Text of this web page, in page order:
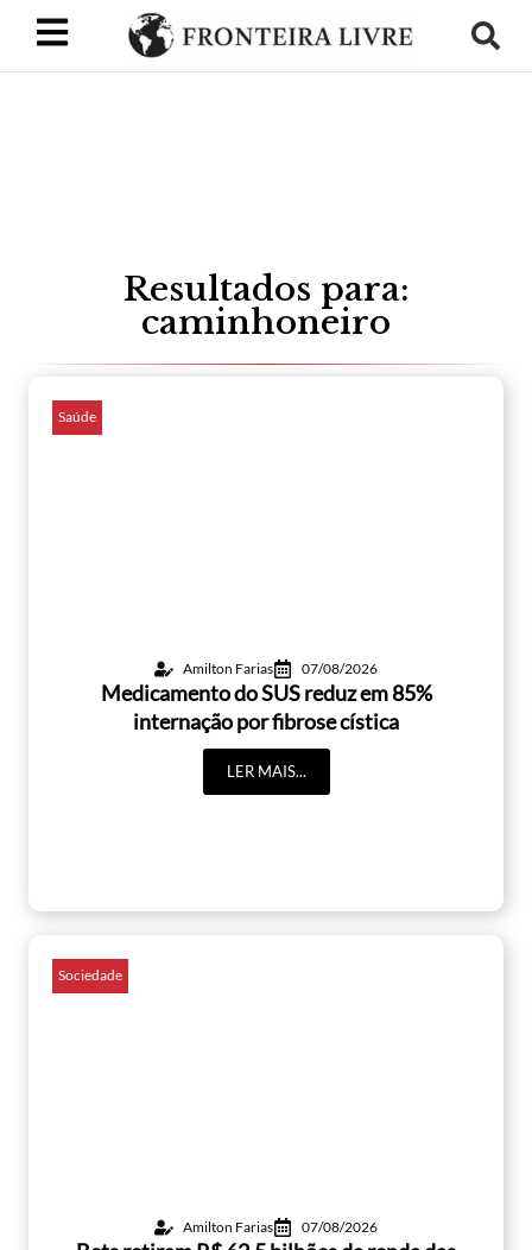
Resultados para:
caminhoneiro
Saúde
Amilton Farias 07/08/2026
Medicamento do SUS reduz em 85%
internação por fibrose cística
LER MAIS...
Sociedade
Amilton Farias 07/08/2026